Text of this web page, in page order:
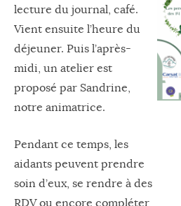
lecture du journal, café.
Vient ensuite l’heure du
déjeuner. Puis l’après-
midi, un atelier est
proposé par Sandrine,
notre animatrice.
Pendant ce temps, les
aidants peuvent prendre
soin d’eux, se rendre à des